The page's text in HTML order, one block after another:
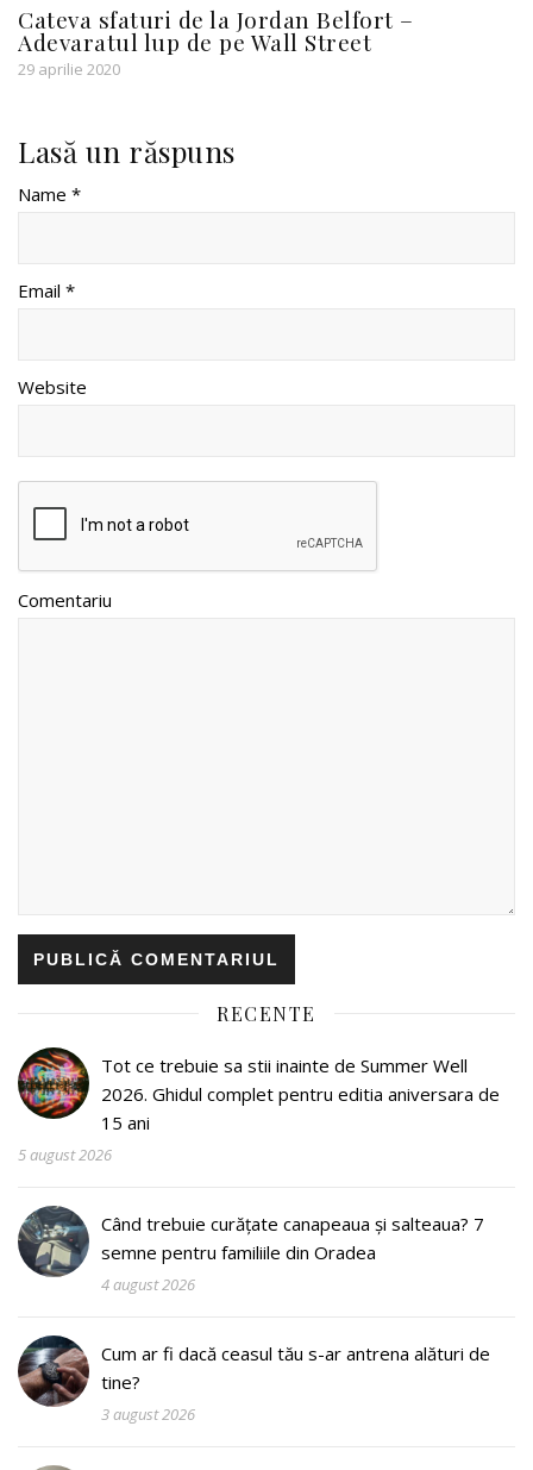
Cateva sfaturi de la Jordan Belfort –
Adevaratul lup de pe Wall Street
29 aprilie 2020
Lasă un răspuns
Name *
Email *
Website
Comentariu
RECENTE
Tot ce trebuie sa stii inainte de Summer Well
2026. Ghidul complet pentru editia aniversara de
15 ani
5 august 2026
Când trebuie curățate canapeaua și salteaua? 7
semne pentru familiile din Oradea
4 august 2026
Cum ar fi dacă ceasul tău s-ar antrena alături de
tine?
3 august 2026